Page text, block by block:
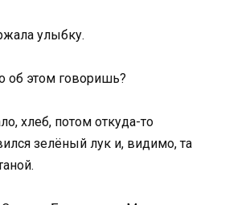
улыбку.
об этом говоришь?
хлеб, потом откуда-то
зелёный лук и, видимо, та